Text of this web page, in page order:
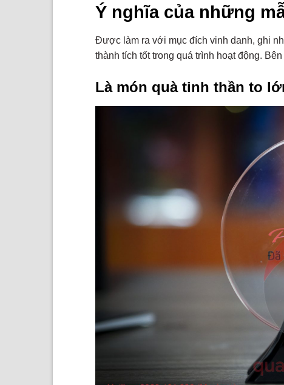
Ý nghĩa của những
Được làm ra với mục đích vinh danh, ghi
thành tích tốt trong quá trình hoạt động.
Là món quà tinh thần to